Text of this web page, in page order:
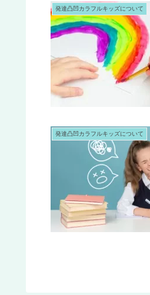
発達凸凹カラフルキッズについて
発達凸凹カラフルキッズについて